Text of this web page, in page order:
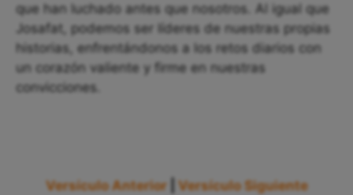
que han luchado antes que nosotros. Al igual que
Josafat, podemos ser líderes de nuestras propias
historias, enfrentándonos a los retos diarios con
un corazón valiente y firme en nuestras
convicciones.
Versículo Anterior Versículo Siguiente